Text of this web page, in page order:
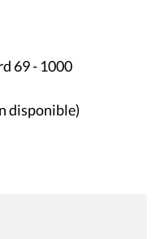
69 - 1000
disponible)